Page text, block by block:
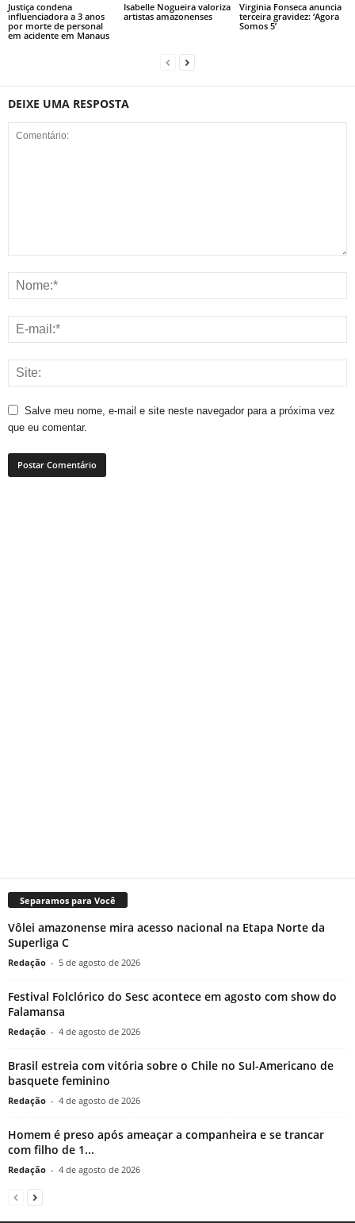
Justiça condena
influenciadora a 3 anos
por morte de personal
em acidente em Manaus
Isabelle Nogueira valoriza
artistas amazonenses
Virginia Fonseca anuncia
terceira gravidez: ‘Agora
Somos 5’
DEIXE UMA RESPOSTA
Salve meu nome, e-mail e site neste navegador para a próxima vez
que eu comentar.
Separamos para Você
Vôlei amazonense mira acesso nacional na Etapa Norte da
Superliga C
Redação - 5 de agosto de 2026
Festival Folclórico do Sesc acontece em agosto com show do
Falamansa
Redação - 4 de agosto de 2026
Brasil estreia com vitória sobre o Chile no Sul-Americano de
basquete feminino
Redação - 4 de agosto de 2026
Homem é preso após ameaçar a companheira e se trancar
com filho de 1...
Redação - 4 de agosto de 2026